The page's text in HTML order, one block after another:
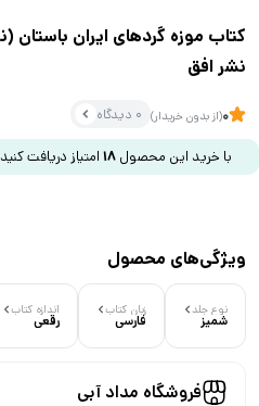
نشر افق
0(از بدون خریدار) 0 دیدگاه
با خرید این محصول 18 امتیاز دریافت کنید
ویژگی‌های محصول
نوع جلد
شمیز
زبان کتاب
فارسی
اندازه کتاب
رقعی
فروشگاه مداد آبی